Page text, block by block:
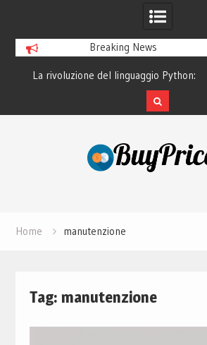
Breaking News
La rivoluzione del linguaggio Python:
perché tutti lo studiano
Home manutenzione
Tag: manutenzione